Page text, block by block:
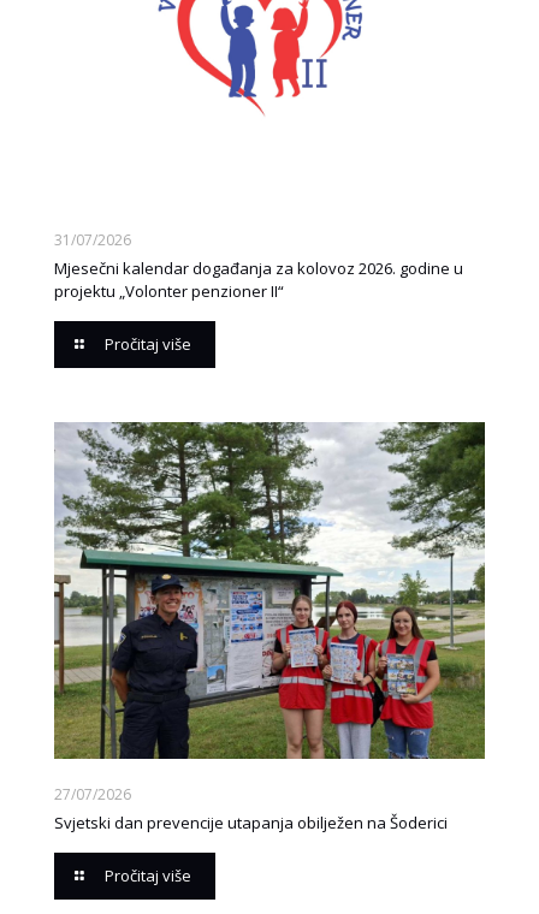
31/07/2026
Mjesečni kalendar događanja za kolovoz 2026. godine u
projektu „Volonter penzioner II“
Pročitaj više
27/07/2026
Svjetski dan prevencije utapanja obilježen na Šoderici
Pročitaj više